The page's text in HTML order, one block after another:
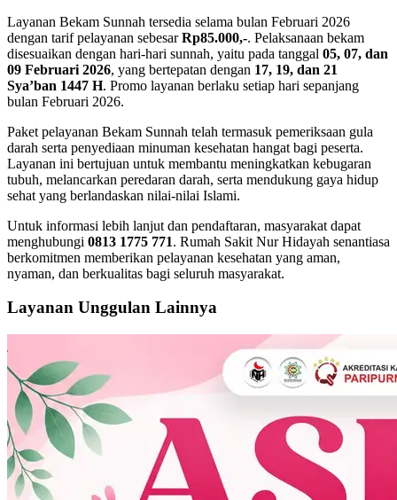
Layanan Bekam Sunnah tersedia selama bulan Februari 2026
dengan tarif pelayanan sebesarRp85.000,-. Pelaksanaan bekam
disesuaikan dengan hari-hari sunnah, yaitu pada tanggal 05, 07, dan
09 Februari 2026, yang bertepatan dengan 17, 19, dan 21
Sya’ban 1447 H. Promo layanan berlaku setiap hari sepanjang
bulan Februari 2026.
Paket pelayanan Bekam Sunnah telah termasuk pemeriksaan gula
darah serta penyediaan minuman kesehatan hangat bagi peserta.
Layanan ini bertujuan untuk membantu meningkatkan kebugaran
tubuh, melancarkan peredaran darah, serta mendukung gaya hidup
sehat yang berlandaskan nilai-nilai Islami.
Untuk informasi lebih lanjut dan pendaftaran, masyarakat dapat
menghubungi 0813 1775 771. Rumah Sakit Nur Hidayah senantiasa
berkomitmen memberikan pelayanan kesehatan yang aman,
nyaman, dan berkualitas bagi seluruh masyarakat.
Layanan Unggulan Lainnya